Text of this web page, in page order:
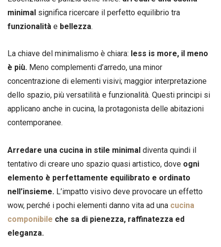
minimal significa ricercare il perfetto equilibrio tra
funzionalità e bellezza.
La chiave del minimalismo è chiara: less is more, il meno
è più. Meno complementi d’arredo, una minor
concentrazione di elementi visivi; maggior interpretazione
dello spazio, più versatilità e funzionalità. Questi principi si
applicano anche in cucina, la protagonista delle abitazioni
contemporanee.
Arredare una cucina in stile minimal diventa quindi il
tentativo di creare uno spazio quasi artistico, dove ogni
elemento è perfettamente equilibrato e ordinato
nell’insieme. L’impatto visivo deve provocare un effetto
wow, perché i pochi elementi danno vita ad una cucina
componibile che sa di pienezza, raffinatezza ed
eleganza.